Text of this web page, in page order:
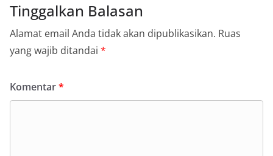
Tinggalkan Balasan
Alamat email Anda tidak akan dipublikasikan. Ruas
yang wajib ditandai *
Komentar*